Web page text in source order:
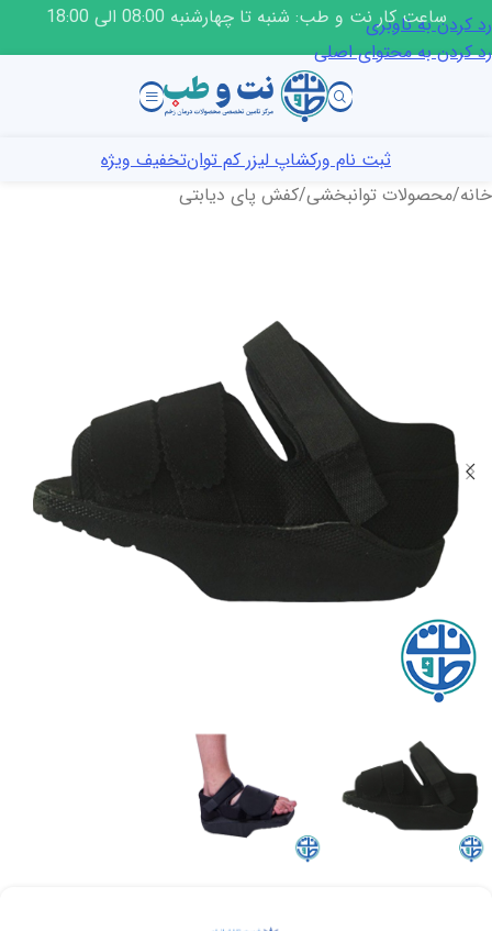
رد کردن به ناوبری
رد کردن به محتوای اصلی
ساعت کار نت و طب: شنبه تا چهارشنبه 08:00 الی 18:00
ثبت نام ورکشاپ لیزر کم توانتخفیف ویژه
خانه/محصولات توانبخشی/کفش پای دیابتی